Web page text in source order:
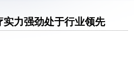
力强劲处于行业领先